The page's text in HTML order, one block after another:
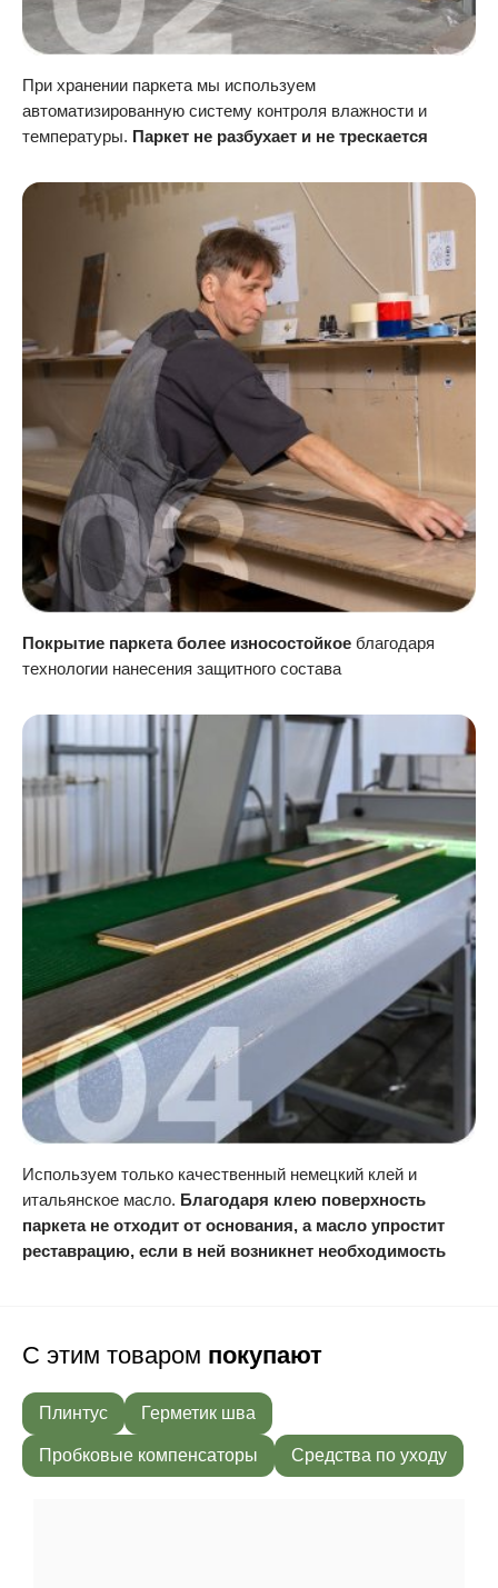
При хранении паркета мы используем
автоматизированную систему контроля влажности и
температуры. Паркет не разбухает и не трескается
Покрытие паркета более износостойкое благодаря
технологии нанесения защитного состава
Используем только качественный немецкий клей и
итальянское масло. Благодаря клею поверхность
паркета не отходит от основания, а масло упростит
реставрацию, если в ней возникнет необходимость
С этим товаром покупают
Плинтус Герметик шва
Пробковые компенсаторы Средства по уходу